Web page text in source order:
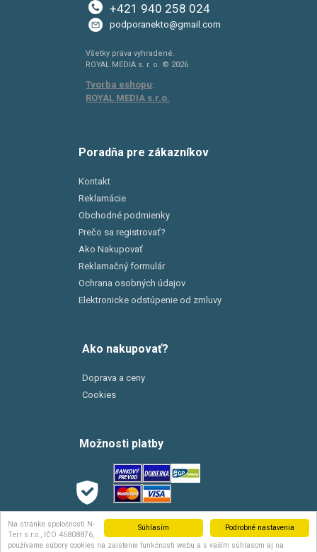
Podrobné nastavenia
Súhlasím
Na stránke spoločnosti N-
Terr s.r.o., IČO 46808876,
používame súbory cookies na zaistenie funkčnosti webu a s vaším súhlasom aj na
+421 940 258 024
podporanekto@gmail.com
Všetky práva vyhradené.
ROYAL MEDIA s. r. o. © 2026
Tvorba eshopu:
ROYAL MEDIA s.r.o.
Poradňa pre zákazníkov
Kontakt
Reklamácie
Obchodné podmienky
Prečo sa registrovať?
Ako Nakupovať
Reklamačný formulár
Ochrana osobných údajov
Elektronicke odstúpenie od zmluvy
Ako nakupovať?
Doprava a ceny
Cookies
Možnosti platby
Možnosti dopravy